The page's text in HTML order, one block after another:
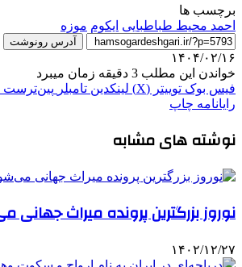
برچسب ها
احمد محیط طباطبایی ایکوم موزه
آدرس رونوشت
۱۴۰۴/۰۲/۱۶
خواندن این مطلب 3 دقیقه زمان میبرد
فیس بوک توییتر (X) لینکدین ‫تامبلر ‫پین‌ترست
رایانامه چاپ
نوشته های مشابه
نوروز بزرگترین پرونده میراث
۱۴۰۲/۱۲/۲۷